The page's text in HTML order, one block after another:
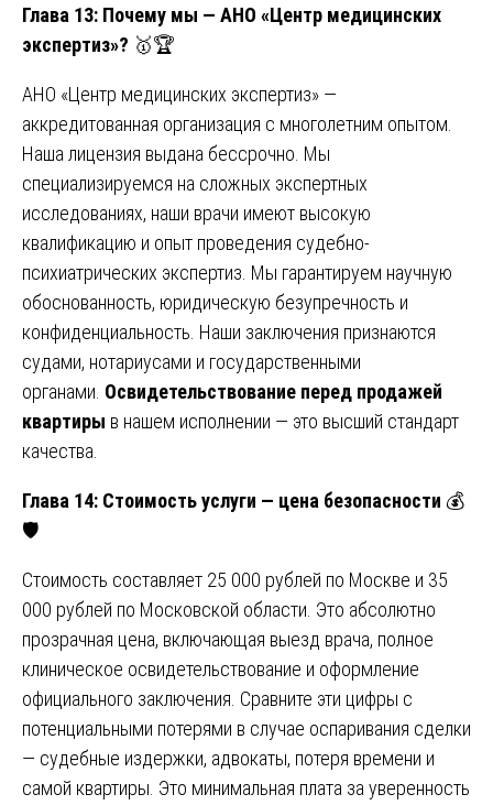
Глава 13: Почему мы — АНО «Центр медицинских
экспертиз»? 🥇🏆
АНО «Центр медицинских экспертиз» —
аккредитованная организация с многолетним опытом.
Наша лицензия выдана бессрочно. Мы
специализируемся на сложных экспертных
исследованиях, наши врачи имеют высокую
квалификацию и опыт проведения судебно-
психиатрических экспертиз. Мы гарантируем научную
обоснованность, юридическую безупречность и
конфиденциальность. Наши заключения признаются
судами, нотариусами и государственными
органами. Освидетельствование перед продажей
квартиры в нашем исполнении — это высший стандарт
качества.
Глава 14: Стоимость услуги — цена безопасности 💰
🛡️
Стоимость составляет 25 000 рублей по Москве и 35
000 рублей по Московской области. Это абсолютно
прозрачная цена, включающая выезд врача, полное
клиническое освидетельствование и оформление
официального заключения. Сравните эти цифры с
потенциальными потерями в случае оспаривания сделки
— судебные издержки, адвокаты, потеря времени и
самой квартиры. Это минимальная плата за уверенность